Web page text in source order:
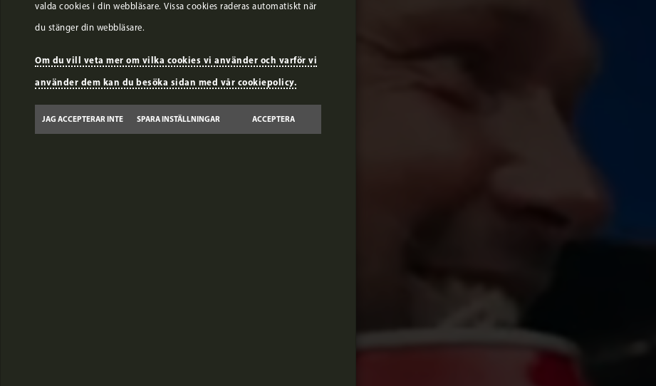
valda cookies i din webbläsare. Vissa cookies raderas automatiskt när
du stänger din webbläsare.
Om du vill veta mer om vilka cookies vi använder och varför vi
använder dem kan du besöka sidan med vår cookiepolicy.
JAG ACCEPTERAR INTE SPARA INSTÄLLNINGAR ACCEPTERA